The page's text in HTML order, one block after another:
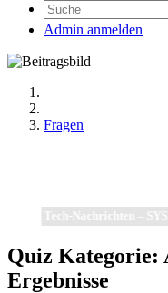
Admin anmelden
Fragen
Tech-Nachrichten –
Quiz Kategorie:
Ergebnisse